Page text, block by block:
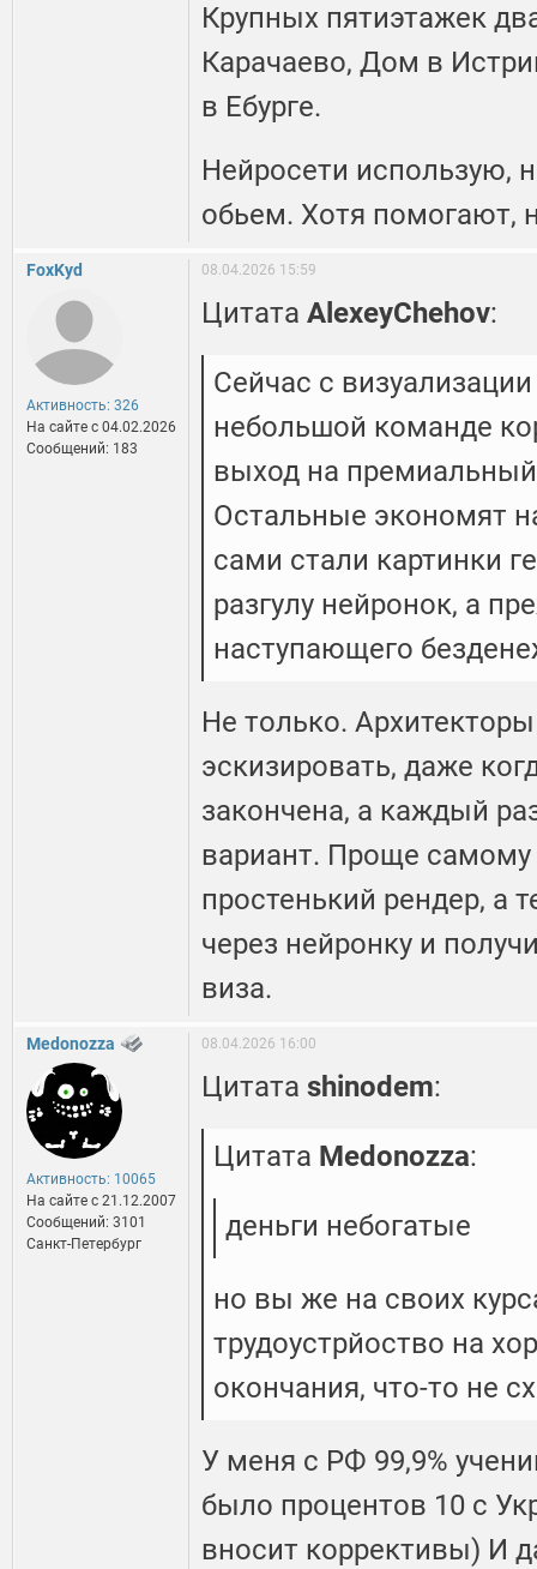
Крупных пятиэтажек
Карачаево, Дом в
в Ебурге.
Нейросети использую,
обьем. Хотя помогают,
FoxKyd
Активность: 326
На сайте c 04.02.2026
Сообщений: 183
08.04.2026 15:59
Цитата AlexeyChehov:
Сейчас с
небольшой команде
выход на
Остальные экономят
сами стали картинки
разгулу нейронок, а
наступающего
Не только.
эскизировать, даже
закончена, а каждый
вариант. Проще самому
простенький рендер, а
через нейронку и
виза.
Medonozza
Активность: 10065
На сайте c 21.12.2007
Сообщений: 3101
Санкт-Петербург
08.04.2026 16:00
Цитата shinodem:
Цитата Medonozza:
деньги небогатые
но вы же на своих
трудоустрйоство на
окончания, что-то не
У меня с РФ 99,9%
было процентов 10 с
вносит коррективы) И